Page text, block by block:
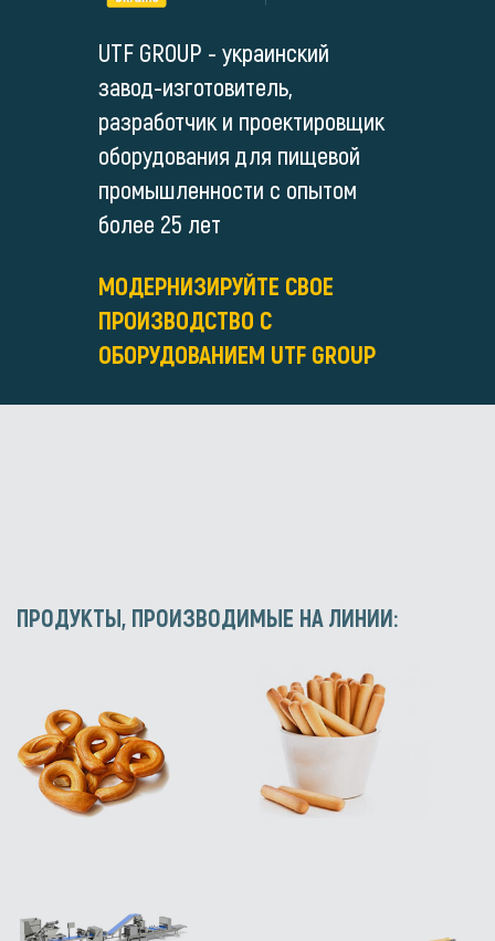
UTF GROUP - украинский
завод-изготовитель,
разработчик и проектировщик
оборудования для пищевой
промышленности с опытом
более 25 лет
МОДЕРНИЗИРУЙТЕ СВОЕ
ПРОИЗВОДСТВО С
ОБОРУДОВАНИЕМ UTF GROUP
ПРОДУКТЫ, ПРОИЗВОДИМЫЕ НА ЛИНИИ: